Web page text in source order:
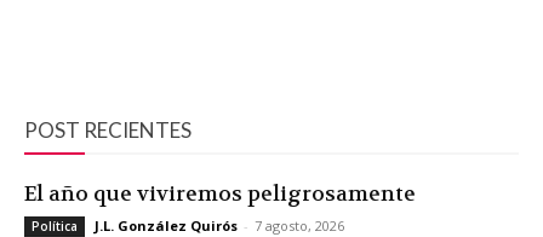
POST RECIENTES
El año que viviremos peligrosamente
Política J.L. González Quirós - 7 agosto, 2026